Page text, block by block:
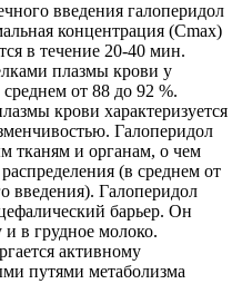
введения галоперидол
концентрация (Сmах)
в течение 20-40 мин.
плазмы крови у
среднем от 88 до 92 %.
крови характеризуется
Галоперидол
тканям и органам, о чем
(в среднем от
введения). Галоперидол
барьер. Он
и в грудное молоко.
активному
путями метаболизма